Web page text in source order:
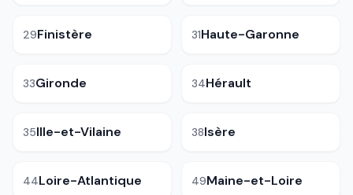
29Finistère 31Haute-Garonne
33Gironde 34Hérault
35Ille-et-Vilaine 38Isère
44Loire-Atlantique 49Maine-et-Loire